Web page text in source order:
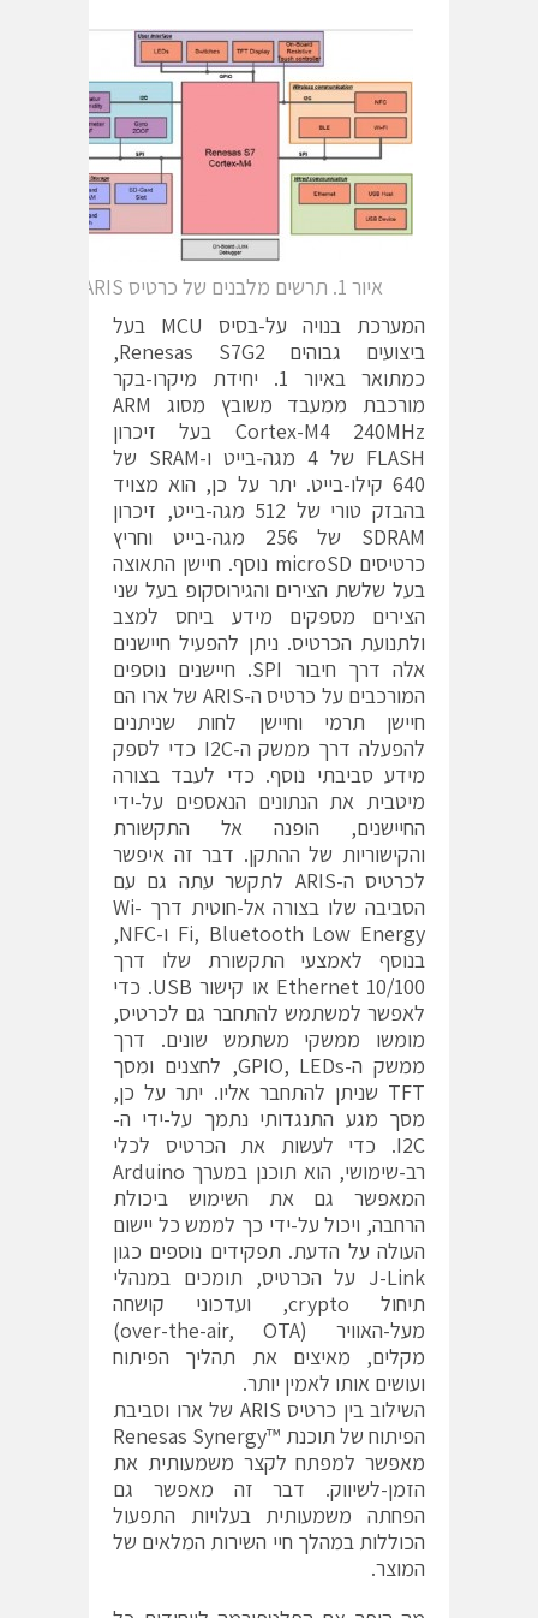
איור 1. תרשים מלבנים של כרטיס ARIS
המערכת בנויה על-בסיס MCU בעל
ביצועים גבוהים Renesas S7G2,
כמתואר באיור 1. יחידת מיקרו-בקר
מורכבת ממעבד משובץ מסוג ARM
Cortex-M4 240MHz בעל זיכרון
FLASH של 4 מגה-בייט ו-SRAM של
640 קילו-בייט. יתר על כן, הוא מצויד
בהבזק טורי של 512 מגה-בייט, זיכרון
SDRAM של 256 מגה-בייט וחריץ
כרטיסים microSD נוסף. חיישן התאוצה
בעל שלשת הצירים והגירוסקופ בעל שני
הצירים מספקים מידע ביחס למצב
ולתנועת הכרטיס. ניתן להפעיל חיישנים
אלה דרך חיבור SPI. חיישנים נוספים
המורכבים על כרטיס ה-ARIS של ארו הם
חיישן תרמי וחיישן לחות שניתנים
להפעלה דרך ממשק ה-I2C כדי לספק
מידע סביבתי נוסף. כדי לעבד בצורה
מיטבית את הנתונים הנאספים על-ידי
החיישנים, הופנה אל התקשורת
והקישוריות של ההתקן. דבר זה איפשר
לכרטיס ה-ARIS לתקשר עתה גם עם
הסביבה שלו בצורה אל-חוטית דרך Wi-
Fi, Bluetooth Low Energy ו-NFC,
בנוסף לאמצעי התקשורת שלו דרך
Ethernet 10/100 או קישור USB. כדי
לאפשר למשתמש להתחבר גם לכרטיס,
מומשו ממשקי משתמש שונים. דרך
ממשק ה-GPIO, LEDs, לחצנים ומסך
TFT שניתן להתחבר אליו. יתר על כן,
מסך מגע התנגדותי נתמך על-ידי ה-
I2C. כדי לעשות את הכרטיס לכלי
רב-שימושי, הוא תוכנן במערך Arduino
המאפשר גם את השימוש ביכולת
הרחבה, ויכול על-ידי כך לממש כל יישום
העולה על הדעת. תפקידים נוספים כגון
J-Link על הכרטיס, תומכים במנהלי
תיחול crypto, ועדכוני קושחה
מעל-האוויר (over-the-air, OTA)
מקלים, מאיצים את תהליך הפיתוח
ועושים אותו לאמין יותר.
השילוב בין כרטיס ARIS של ארו וסביבת
הפיתוח של תוכנת ™Renesas Synergy
מאפשר למפתח לקצר משמעותית את
הזמן-לשיווק. דבר זה מאפשר גם
הפחתה משמעותית בעלויות התפעול
הכוללות במהלך חיי השירות המלאים של
המוצר.